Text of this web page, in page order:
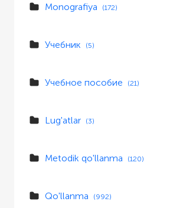
Monografiya (172)
Учебник (5)
Учебное пособие (21)
Lug'atlar (3)
Metodik qo'llanma (120)
Qo'llanma (992)